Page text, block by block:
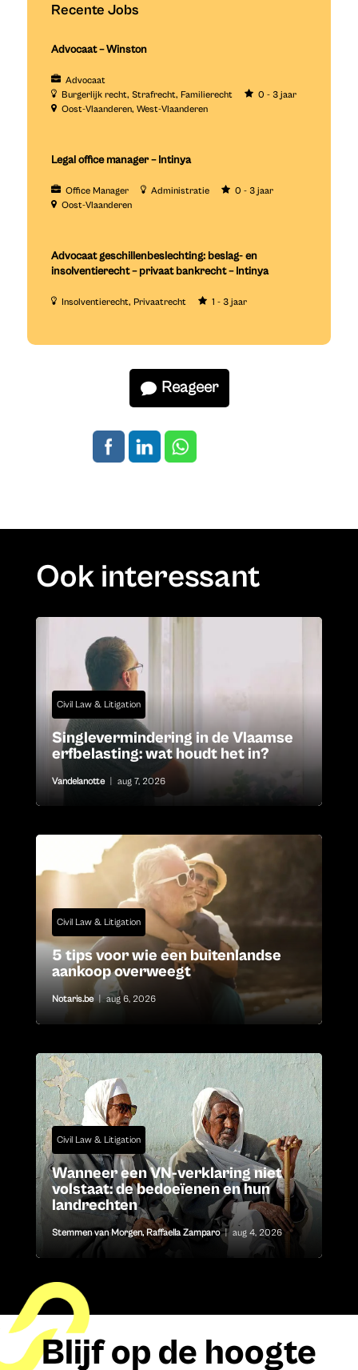
Recente Jobs
Advocaat – Winston
Advocaat
Burgerlijk recht Strafrecht Familierecht
0 - 3 jaar
Oost-Vlaanderen West-Vlaanderen
Legal office manager – Intinya
Office Manager Administratie
0 - 3 jaar
Oost-Vlaanderen
Advocaat geschillenbeslechting: beslag- en
insolventierecht – privaat bankrecht – Intinya
Insolventierecht Privaatrecht 1 - 3 jaar
Reageer
Ook interessant
Civil Law & Litigation
Singlevermindering in de Vlaamse
erfbelasting: wat houdt het in?
Vandelanotte aug 7, 2026
Civil Law & Litigation
5 tips voor wie een buitenlandse
aankoop overweegt
Notaris.be | aug 6, 2026
Civil Law & Litigation
Wanneer een VN-verklaring niet
volstaat: de bedoeïenen en hun
landrechten
Stemmen van Morgen,Raffaella Zamparo | aug 4, 2026
Blijf op de hoogte